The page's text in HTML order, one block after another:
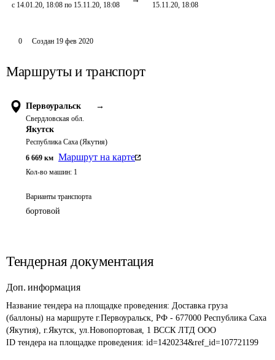
с 14.01.20, 18:08 по 15.11.20, 18:08
15.11.20, 18:08
0 Создан 19 фев 2020
Маршруты и транспорт
Первоуральск →
Свердловская обл.
Якутск
Республика Саха (Якутия)
6 669 км Маршрут на карте
Кол-во машин: 1
Варианты транспорта
бортовой
Тендерная документация
Доп. информация
Название тендера на площадке проведения: Доставка груза
(баллоны) на маршруте г.Первоуральск, РФ - 677000 Республика Саха
(Якутия), г.Якутск, ул.Новопортовая, 1 ВССК ЛТД ООО
ID тендера на площадке проведения: id=1420234&ref_id=107721199